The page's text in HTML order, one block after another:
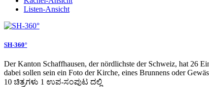
Listen-Ansicht
SH-360°
Der Kanton Schaffhausen, der nördlichste der Schweiz, hat 26
dabei sollen sein ein Foto der Kirche, eines Brunnens oder
10 ಚಿತ್ರಗಳು 1 ಉಪ-ಸಂಪುಟ ದಲ್ಲಿ